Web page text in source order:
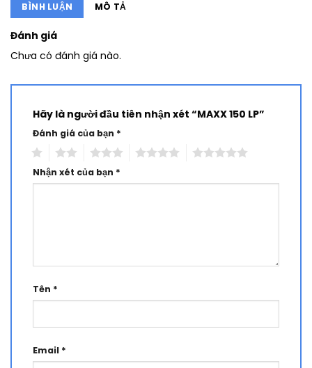
BÌNH LUẬN MÔ TẢ
Đánh giá
Chưa có đánh giá nào.
Hãy là người đầu tiên nhận xét “MAXX 150 LP”
Đánh giá của bạn *
Nhận xét của bạn *
Tên *
Email *